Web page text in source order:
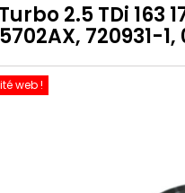
2.5 TDi 163
720931-1,
web !